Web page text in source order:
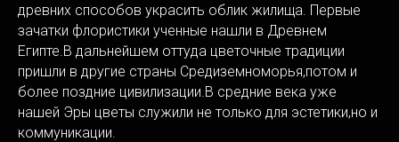
древних способов украсить облик жилища. Первые
зачатки флористики ученные нашли в Древнем
Египте.В дальнейшем оттуда цветочные традиции
пришли в другие страны Средиземноморья,потом и
более поздние цивилизации.В средние века уже
нашей Эры цветы служили не только для эстетики,но и
коммуникации.